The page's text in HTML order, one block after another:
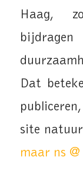
Haag,
Dat
site
maar ns